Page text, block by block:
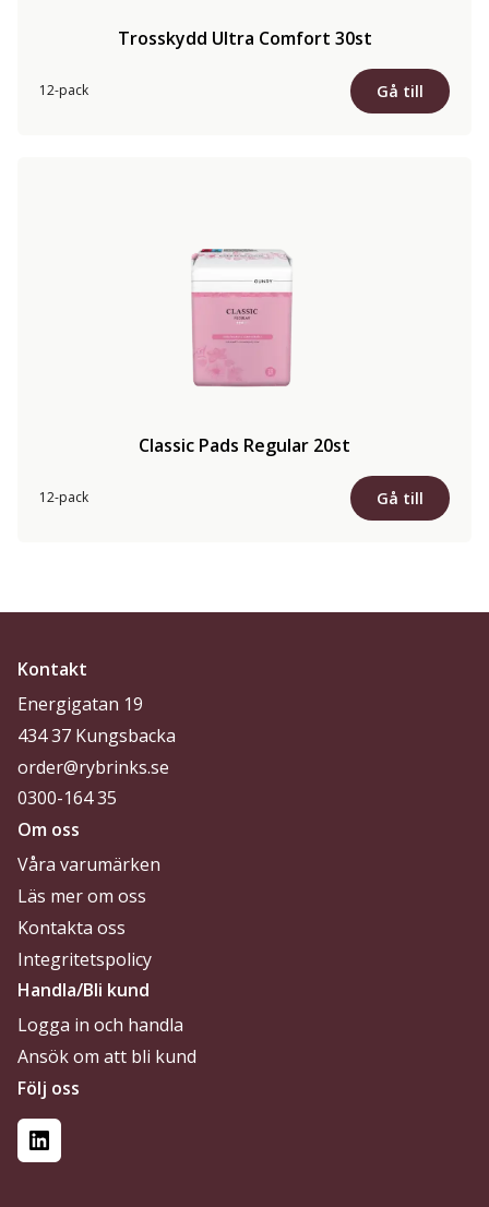
Trosskydd Ultra Comfort 30st
12-pack Gå till
Classic Pads Regular 20st
12-pack Gå till
Kontakt
Energigatan 19
434 37 Kungsbacka
order@rybrinks.se
0300-164 35
Om oss
Våra varumärken
Läs mer om oss
Kontakta oss
Integritetspolicy
Handla/Bli kund
Logga in och handla
Ansök om att bli kund
Följ oss
LinkedIn